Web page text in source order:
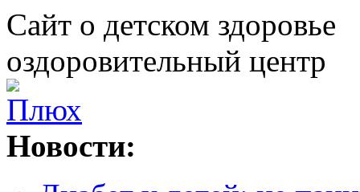
Сайт о детском здоровье
оздоровительный центр
Новости: